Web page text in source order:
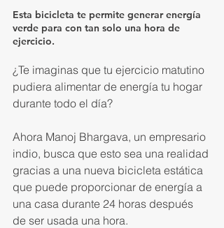
Esta bicicleta te permite generar energía
verde para con tan solo una hora de
ejercicio.
¿Te imaginas que tu ejercicio matutino
pudiera alimentar de energía tu hogar
durante todo el día?
Ahora Manoj Bhargava, un empresario
indio, busca que esto sea una realidad
gracias a una nueva bicicleta estática
que puede proporcionar de energía a
una casa durante 24 horas después
de ser usada una hora.